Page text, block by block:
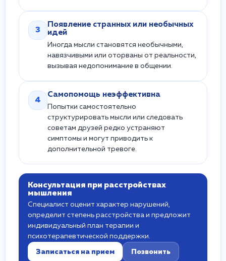
3
Появление странных или необычных
идей
Иногда мысли становятся необычными,
навязчивыми или оторваны от реальности,
вызывая недопонимание в общении.
4
Самопомощь неэффективна
Попытки самостоятельно
структурировать мысли или следовать
советам друзей редко устраняют
симптомы и могут приводить к
дополнительной тревоге.
Консультация при расстройствах
мышления
Специалист оценит характер нарушений,
определит степень расстройства и предложит
индивидуальный план терапии и
психотерапевтической поддержки.
Записаться на прием Позвонить